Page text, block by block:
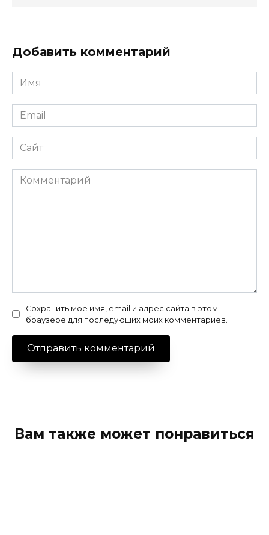
Добавить комментарий
Имя
*
Email
*
Сайт
Комментарий
Сохранить моё имя, email и адрес сайта в этом
браузере для последующих моих комментариев.
Вам также может понравиться